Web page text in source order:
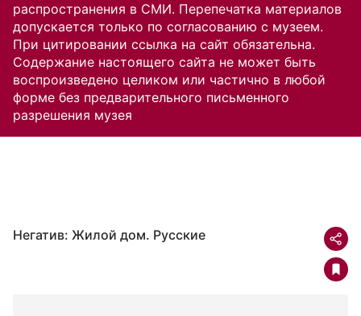
распространения в СМИ. Перепечатка материалов
допускается только по согласованию с музеем.
При цитировании ссылка на сайт обязательна.
Содержание настоящего сайта не может быть
воспроизведено целиком или частично в любой
форме без предварительного письменного
разрешения музея
Негатив: Жилой дом. Русские